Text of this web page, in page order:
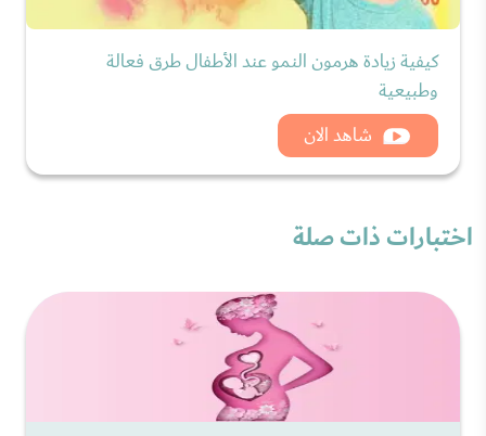
كيفية زيادة هرمون النمو عند الأطفال طرق فعالة
وطبيعية
شاهد الان
اختبارات ذات صلة